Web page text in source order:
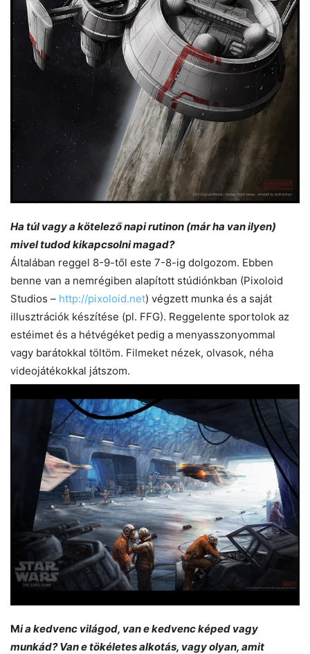
Ha túl vagy a kötelező napi rutinon (már ha van ilyen)
mivel tudod kikapcsolni magad?
Általában reggel 8-9-től este 7-8-ig dolgozom. Ebben
benne van a nemrégiben alapított stúdiónkban (Pixoloid
Studios – http://pixoloid.net) végzett munka és a saját
illusztrációk készítése (pl. FFG). Reggelente sportolok az
estéimet és a hétvégéket pedig a menyasszonyommal
vagy barátokkal töltöm. Filmeket nézek, olvasok, néha
videojátékokkal játszom.
Mi a kedvenc világod, van e kedvenc képed vagy
munkád? Van e tökéletes alkotás, vagy olyan, amit